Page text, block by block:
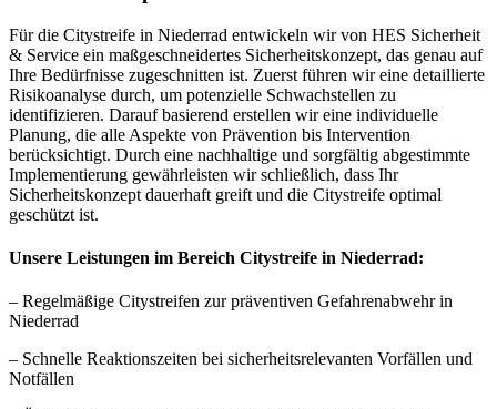
Für die Citystreife in Niederrad entwickeln wir von HES Sicherheit
& Service ein maßgeschneidertes Sicherheitskonzept, das genau auf
Ihre Bedürfnisse zugeschnitten ist. Zuerst führen wir eine detaillierte
Risikoanalyse durch, um potenzielle Schwachstellen zu
identifizieren. Darauf basierend erstellen wir eine individuelle
Planung, die alle Aspekte von Prävention bis Intervention
berücksichtigt. Durch eine nachhaltige und sorgfältig abgestimmte
Implementierung gewährleisten wir schließlich, dass Ihr
Sicherheitskonzept dauerhaft greift und die Citystreife optimal
geschützt ist.
Unsere Leistungen im Bereich Citystreife in Niederrad:
– Regelmäßige Citystreifen zur präventiven Gefahrenabwehr in
Niederrad
– Schnelle Reaktionszeiten bei sicherheitsrelevanten Vorfällen und
Notfällen